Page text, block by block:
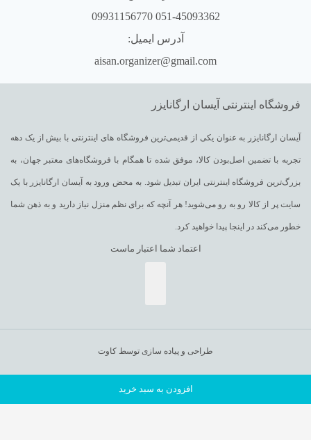
051-45093362 09931156770
آدرس ایمیل:
aisan.organizer@gmail.com
فروشگاه اینترنتی آیسان ارگانایزر
آیسان ارگانایزر به عنوان یکی از قدیمی‌ترین فروشگاه های اینترنتی با بیش از یک دهه
تجربه با تضمین اصل‌بودن کالا، موفق شده تا همگام با فروشگاه‌های معتبر جهان، به
بزرگ‌ترین فروشگاه اینترنتی ایران تبدیل شود. به محض ورود به آیسان ارگانایزر با یک
سایت پر از کالا رو به رو می‌شوید! هر آنچه که برای نظم منزل نیاز دارید و به ذهن شما
خطور می‌کند در اینجا پیدا خواهید کرد.
اعتماد شما اعتبار ماست
طراحی و پیاده سازی توسط کاوت
افزودن به سبد خرید